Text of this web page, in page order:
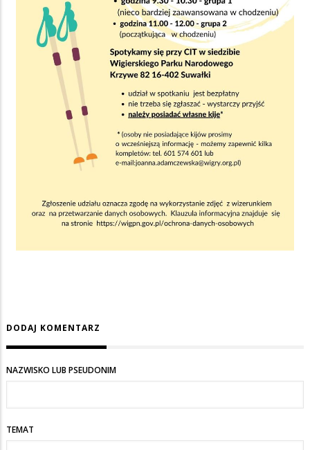
DODAJ KOMENTARZ
NAZWISKO LUB PSEUDONIM
TEMAT